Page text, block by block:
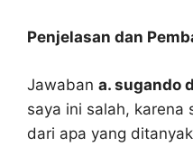
Penjelasan dan
Jawaban a. sugando
saya ini salah, karena
dari apa yang